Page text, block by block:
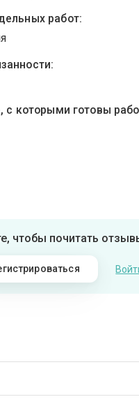
работ:
с которыми готовы
чтобы почитать